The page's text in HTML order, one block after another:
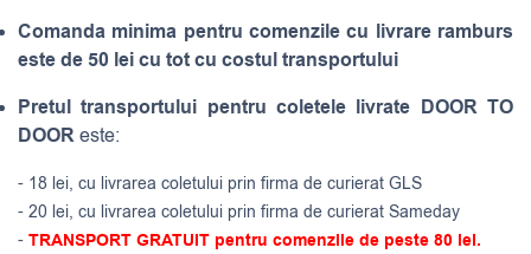
Comanda minima pentru comenzile cu livrare ramburs
este de 50 lei cu tot cu costul transportului
Pretul transportului pentru coletele livrate DOOR TO
DOOReste:
- 18 lei, cu livrarea coletului prin firma de curierat GLS
- 20 lei, cu livrarea coletului prin firma de curierat Sameday
- TRANSPORT GRATUIT pentru comenzile de peste 80 lei.